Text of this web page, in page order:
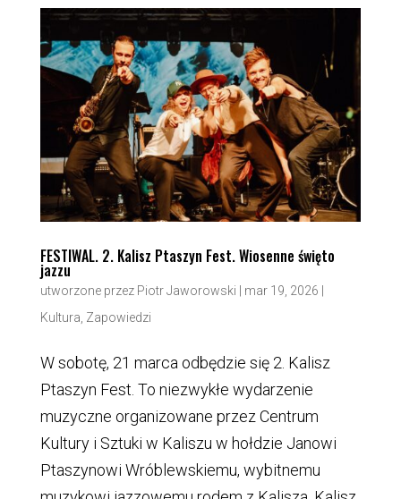
FESTIWAL. 2. Kalisz Ptaszyn Fest. Wiosenne święto
jazzu
utworzone przez Piotr Jaworowski | mar 19, 2026 |
Kultura Zapowiedzi
W sobotę, 21 marca odbędzie się 2. Kalisz
Ptaszyn Fest. To niezwykłe wydarzenie
muzyczne organizowane przez Centrum
Kultury i Sztuki w Kaliszu w hołdzie Janowi
Ptaszynowi Wróblewskiemu, wybitnemu